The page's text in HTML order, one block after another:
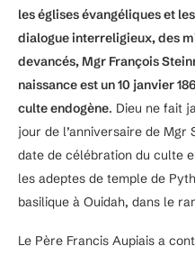
les églises évangéliques et
dialogue interreligieux, des
devancés, Mgr François
naissance est un 10 janvier
culte endogène. Dieu ne fait
jour de l’anniversaire de Mgr
date de célébration du culte
les adeptes de temple de
basilique à Ouidah, dans le
Le Père Francis Aupiais a